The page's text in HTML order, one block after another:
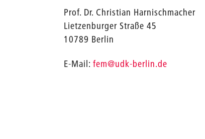
Prof. Dr. Christian Harnischmacher
Lietzenburger Straße 45
10789 Berlin
E-Mail:fem_
@udk-berlin.de